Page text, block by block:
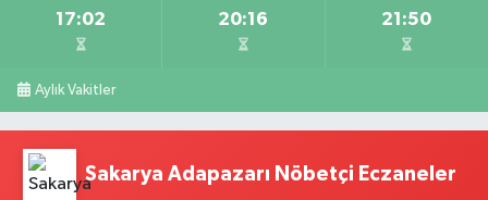
17:02 20:16 21:50
Aylık Vakitler
Sakarya Adapazarı Nöbetçi Eczaneler